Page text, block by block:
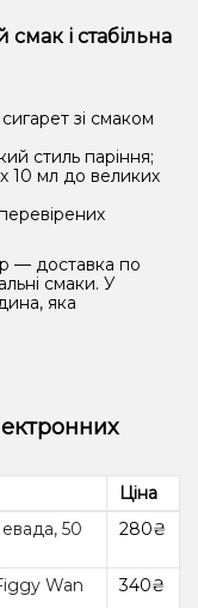
і стабільна
зі смаком
стиль паріння;
10 мл до великих
— доставка по
смаки. У
яка
Ціна
50
280₴
Wan
340₴